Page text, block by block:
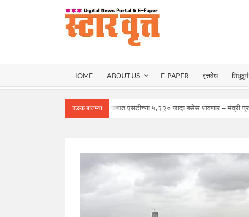
STAR
VRUTTA
HOME ABOUT US E-PAPER वृत्तवेध सिंधुदुर्ग
ठळक बातम्या
गौरी-गणपतीसाठी कोकणात एसटीच्या ५,२२० जादा बसेस धावणार – मंत्री प्रताप सरनाईक